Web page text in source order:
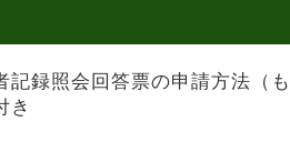
記録照会回答票の申請方法（
き